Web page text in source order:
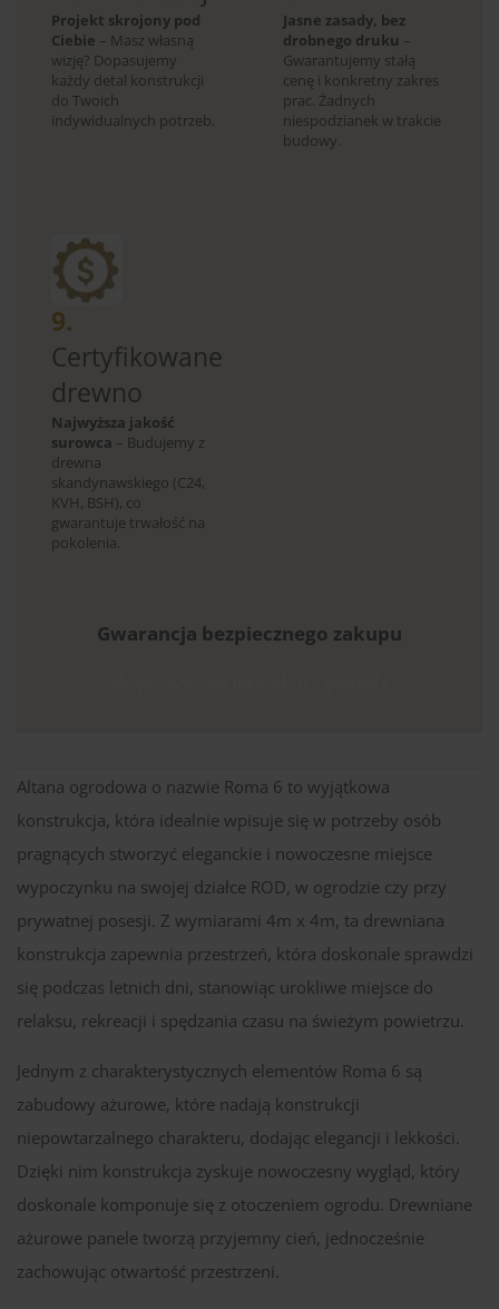
Projekt skrojony pod
Ciebie – Masz własną
wizję? Dopasujemy
każdy detal konstrukcji
do Twoich
indywidualnych potrzeb.
Jasne zasady, bez
drobnego druku –
Gwarantujemy stałą
cenę i konkretny zakres
prac. Żadnych
niespodzianek w trakcie
budowy.
9.
Certyfikowane
drewno
Najwyższa jakość
surowca – Budujemy z
drewna
skandynawskiego (C24,
KVH, BSH), co
gwarantuje trwałość na
pokolenia.
Gwarancja bezpiecznego zakupu
Altana ogrodowa o nazwie Roma 6 to wyjątkowa
konstrukcja, która idealnie wpisuje się w potrzeby osób
pragnących stworzyć eleganckie i nowoczesne miejsce
wypoczynku na swojej działce ROD, w ogrodzie czy przy
prywatnej posesji. Z wymiarami 4m x 4m, ta drewniana
konstrukcja zapewnia przestrzeń, która doskonale sprawdzi
się podczas letnich dni, stanowiąc urokliwe miejsce do
relaksu, rekreacji i spędzania czasu na świeżym powietrzu.
Jednym z charakterystycznych elementów Roma 6 są
zabudowy ażurowe, które nadają konstrukcji
niepowtarzalnego charakteru, dodając elegancji i lekkości.
Dzięki nim konstrukcja zyskuje nowoczesny wygląd, który
doskonale komponuje się z otoczeniem ogrodu. Drewniane
ażurowe panele tworzą przyjemny cień, jednocześnie
zachowując otwartość przestrzeni.